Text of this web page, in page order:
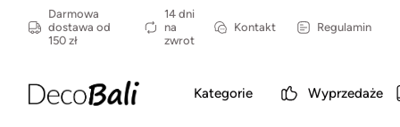
Darmowa
dostawa od
150 zł
14 dni
na
zwrot
Kontakt Regulamin
Kategorie Wyprzedaże